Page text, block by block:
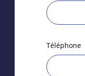
Téléphone